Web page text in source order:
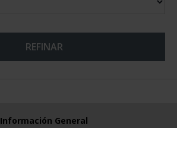
REFINAR
Información General